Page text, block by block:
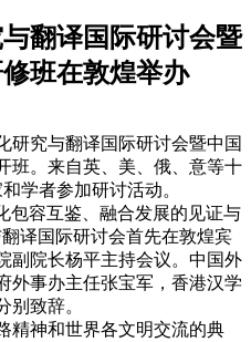
翻译国际研讨会暨
班在敦煌举办
研究与翻译国际研讨会暨中国
班。来自英、美、俄、意等十
学者参加研讨活动。
容互鉴、融合发展的见证与
译国际研讨会首先在敦煌宾
副院长杨平主持会议。中国外
外事办主任张宝军，香港汉学
别致辞。
精神和世界各文明交流的典